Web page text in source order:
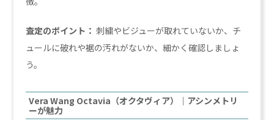
査定のポイント： 刺繍やビジューが取れていないか、チ
ュールに破れや裾の汚れがないか、細かく確認しましょ
う。
Vera Wang Octavia（オクタヴィア）｜アシンメトリ
ーが魅力